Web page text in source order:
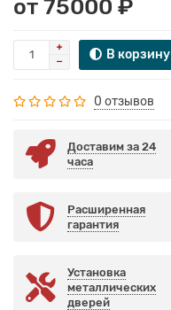
от 75000 ₽
В корзину
0 отзывов
Доставим за 24
часа
Расширенная
гарантия
Установка
металлических
дверей